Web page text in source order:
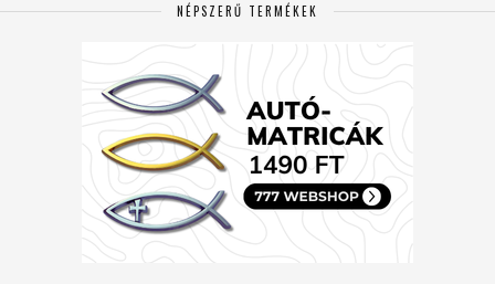
NÉPSZERŰ TERMÉKEK